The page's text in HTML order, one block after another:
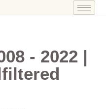
- 2022​ |